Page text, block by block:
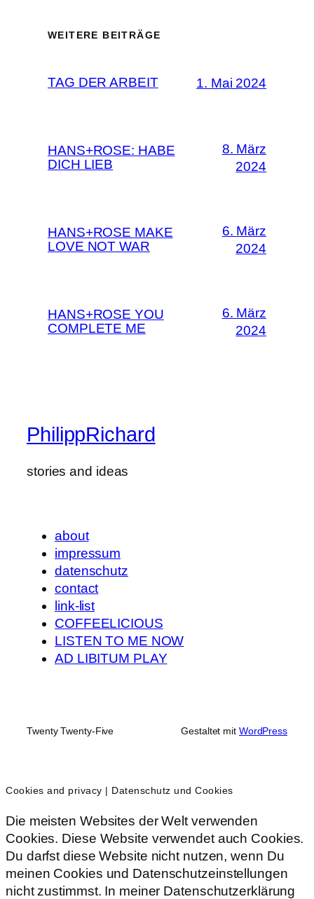
WEITERE BEITRÄGE
TAG DER ARBEIT 1. Mai 2024
HANS+ROSE: HABE
DICH LIEB
8. März
2024
HANS+ROSE MAKE
LOVE NOT WAR
6. März
2024
HANS+ROSE YOU
COMPLETE ME
6. März
2024
PhilippRichard
stories and ideas
about
impressum
datenschutz
contact
link-list
COFFEELICIOUS
LISTEN TO ME NOW
AD LIBITUM PLAY
Twenty Twenty-Five Gestaltet mit WordPress
Cookies and privacy | Datenschutz und Cookies
Die meisten Websites der Welt verwenden
Cookies. Diese Website verwendet auch Cookies.
Du darfst diese Website nicht nutzen, wenn Du
meinen Cookies und Datenschutzeinstellungen
nicht zustimmst. In meiner Datenschutzerklärung